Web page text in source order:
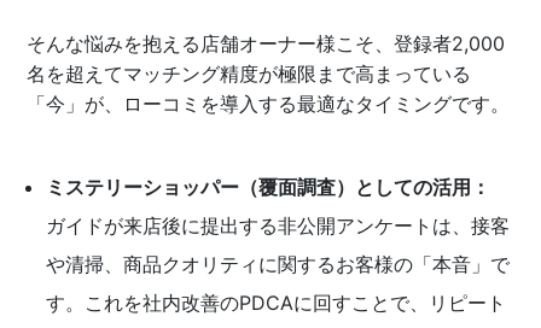
そんな悩みを抱える店舗オーナー様こそ、登録者2,000
名を超えてマッチング精度が極限まで高まっている
「今」が、ローコミを導入する最適なタイミングです。
ミステリーショッパー（覆面調査）としての活用：
ガイドが来店後に提出する非公開アンケートは、接客
や清掃、商品クオリティに関するお客様の「本音」で
す。これを社内改善のPDCAに回すことで、リピート